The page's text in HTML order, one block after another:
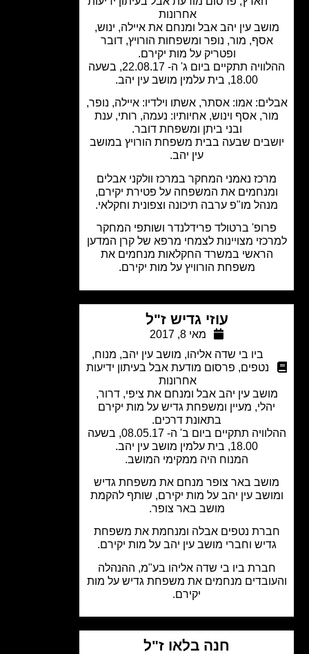
אחרונות
עין יהב אבל ומנחם את איילה, ינוש,
אסף, מור, נופר ומשפחות הורויץ, דובר
ופטריק על מות יקירם.
ההלוויה תתקיים ביום ג' ה- 22.08.17, בשעה
אמו: אסתר, אשתו וילדיו: איילה, נופר,
אסף וינוש, אחיותיו: נעמה, רותי, ענת
ובני ביתן ומשפחת דובר.
שבעה בבית משפחת הורויץ במושב
נאמני המחקר במרכז וולקני אבלים
את המשפחה על פטירת יקירם,
מו"פ ערבה תיכונה וצפונית וחקלאי.
ברטולד פרידלנדר ושותפי המחקר
מצויינות לצמחי מרפא של קרן המדען
הראשי במשרד החקלאות מנחמים את
משפחת הורוויץ על מות יקירם.
עוזי גדיש ז"ל
מאי 8, 2017
ביו בי שדה אליהו,מושב עין יהב,מנוח,
נטפים
פרסום מודעת אבל בעיתון ידיעות
אחרונות
עין יהב אבל ומנחם את ציפי, דרור,
מעיין ומשפחת גדיש על מות יקירם
בתאונת דרכים.
ההלוויה תתקיים ביום ב' ה- 08.05.17, בשעה
המנוח היה ממקימי המושב.
באר צופר מנחם את משפחת גדיש
עין יהב על מות יקירם, שותף להקמת
מושב באר צופר.
נטפים אבלה ומנחמת את משפחת
וחברי מושב עין יהב על מות יקירם.
ביו בי שדה אליהו בע"מ, ההנהלה
מנחמים את משפחת גדיש על מות
חנה בלאו ז"ל